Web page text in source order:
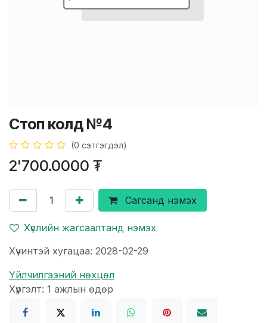
Стоп колд №4
(0 сэтгэгдэл)
2'700.0000 ₮
Сагсанд нэмэх
Хүслийн жагсаалтанд нэмэх
Хүчинтэй хугацаа: 2028-02-29
Үйлчилгээний нөхцөл
Хүргэлт: 1 ажлын өдөр